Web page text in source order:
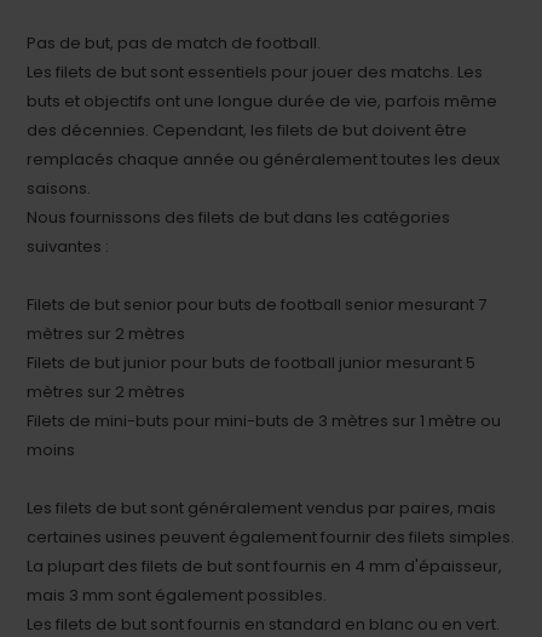
Pas de but, pas de match de football.
Les filets de but sont essentiels pour jouer des matchs. Les
buts et objectifs ont une longue durée de vie, parfois même
des décennies. Cependant, les filets de but doivent être
remplacés chaque année ou généralement toutes les deux
saisons.
Nous fournissons des filets de but dans les catégories
suivantes :
Filets de but senior pour buts de football senior mesurant 7
mètres sur 2 mètres
Filets de but junior pour buts de football junior mesurant 5
mètres sur 2 mètres
Filets de mini-buts pour mini-buts de 3 mètres sur 1 mètre ou
moins
Les filets de but sont généralement vendus par paires, mais
certaines usines peuvent également fournir des filets simples.
La plupart des filets de but sont fournis en 4 mm d'épaisseur,
mais 3 mm sont également possibles.
Les filets de but sont fournis en standard en blanc ou en vert.